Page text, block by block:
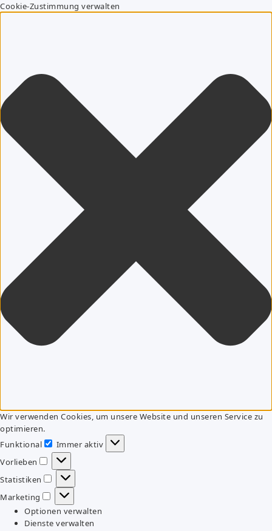
Cookie-Zustimmung verwalten
Wir verwenden Cookies, um unsere Website und unseren Service zu
optimieren.
Funktional
Funktional
Immer aktiv
Vorlieben
Vorlieben
Statistiken
Statistiken
Marketing
Marketing
Optionen verwalten
Dienste verwalten